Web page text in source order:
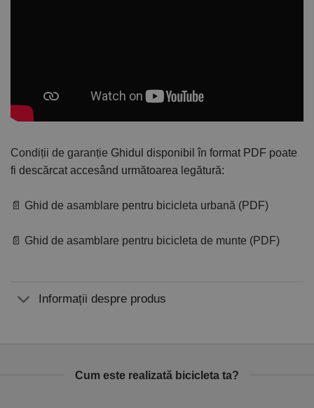
Condiții de garanție Ghidul disponibil în format PDF poate
fi descărcat accesând următoarea legătură:
📄 Ghid de asamblare pentru bicicleta urbană (PDF)
📄 Ghid de asamblare pentru bicicleta de munte (PDF)
Informații despre produs
Cum este realizată bicicleta ta?